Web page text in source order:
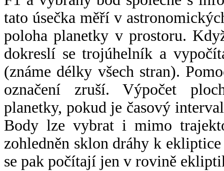
tato úsečka měří v
poloha planetky v prostoru.
dokreslí se trojúhelník a
(známe délky všech stran).
označení zruší. Výpočet
planetky, pokud je časový
Body lze vybrat i mimo
zohledněn sklon dráhy k
se pak počítají jen v rovině